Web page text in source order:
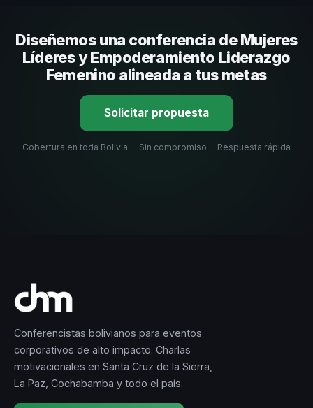
organizacional. En CHM Bolivia te ayudamos con una
selección estratégica basada en estos criterios.
Diseñemos una conferencia de Mujeres
Líderes y Empoderamiento Liderazgo
Femenino alineada a tus metas
Solicitar propuesta
Cobertura en toda Bolivia · Sin compromiso · Respuesta rápida
Conferencistas bolivianos para eventos
corporativos de alto impacto. Charlas
motivacionales en Santa Cruz de la Sierra,
La Paz, Cochabamba y todo el país.